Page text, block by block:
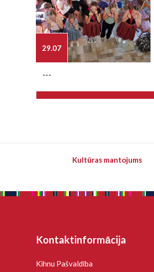
29.07
---
Kultūras mantojums
Kontaktinformācija
Kihnu Pašvaldība